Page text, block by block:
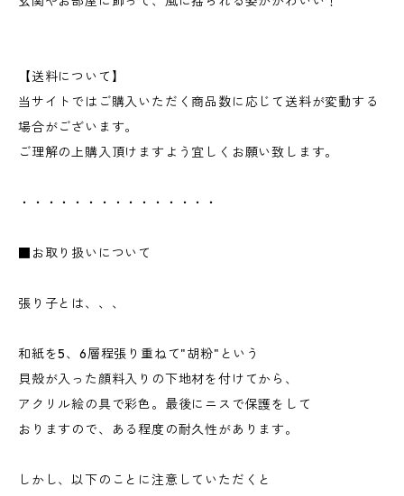
【送料について】
当サイトではご購入いただく商品数に応じて送料が変動する
場合がございます。
ご理解の上購入頂けますよう宜しくお願い致します。
・・・・・・・・・・・・・・・
■お取り扱いについて
張り子とは、、、
和紙を5、6層程張り重ねて"胡粉"という
貝殻が入った顔料入りの下地材を付けてから、
アクリル絵の具で彩色。最後にニスで保護をして
おりますので、ある程度の耐久性があります。
しかし、以下のことに注意していただくと